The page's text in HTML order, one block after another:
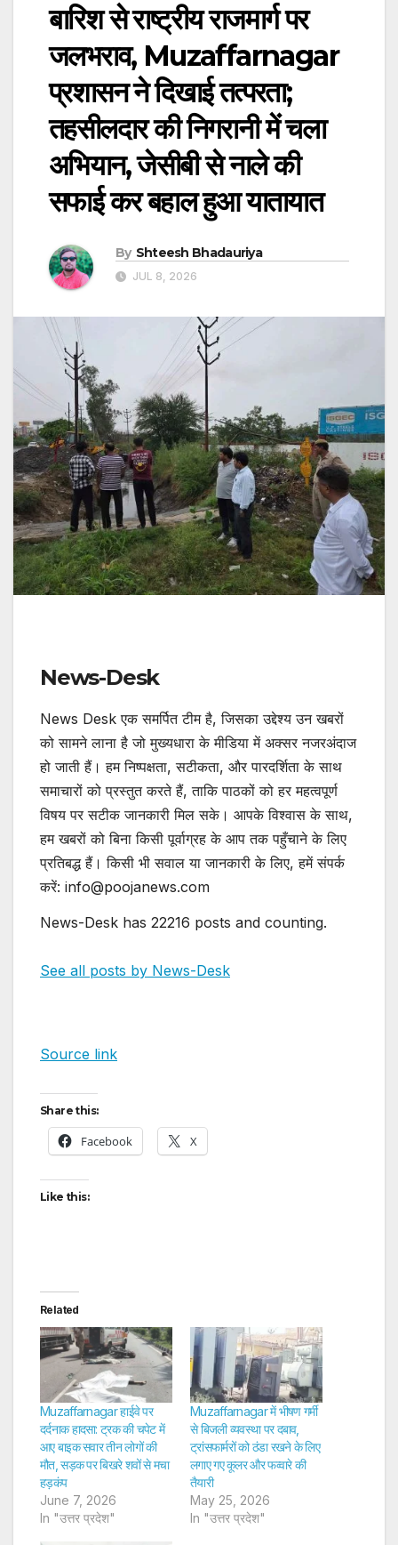
बारिश से राष्ट्रीय राजमार्ग पर
जलभराव, Muzaffarnagar
प्रशासन ने दिखाई तत्परता;
तहसीलदार की निगरानी में चला
अभियान, जेसीबी से नाले की
सफाई कर बहाल हुआ यातायात
By Shteesh Bhadauriya
JUL 8, 2026
News-Desk
News Desk एक समर्पित टीम है, जिसका उद्देश्य उन खबरों
को सामने लाना है जो मुख्यधारा के मीडिया में अक्सर नजरअंदाज
हो जाती हैं। हम निष्पक्षता, सटीकता, और पारदर्शिता के साथ
समाचारों को प्रस्तुत करते हैं, ताकि पाठकों को हर महत्वपूर्ण
विषय पर सटीक जानकारी मिल सके। आपके विश्वास के साथ,
हम खबरों को बिना किसी पूर्वाग्रह के आप तक पहुँचाने के लिए
प्रतिबद्ध हैं। किसी भी सवाल या जानकारी के लिए, हमें संपर्क
करें: info@poojanews.com
News-Desk has 22216 posts and counting.
See all posts by News-Desk
Source link
Share this:
Facebook X
Like this:
Related
Muzaffarnagar हाईवे पर
दर्दनाक हादसा: ट्रक की चपेट में
आए बाइक सवार तीन लोगों की
मौत, सड़क पर बिखरे शवों से मचा
हड़कंप
June 7, 2026
In "उत्तर प्रदेश"
Muzaffarnagar में भीषण गर्मी
से बिजली व्यवस्था पर दबाव,
ट्रांसफार्मरों को ठंडा रखने के लिए
लगाए गए कूलर और फव्वारे की
तैयारी
May 25, 2026
In "उत्तर प्रदेश"